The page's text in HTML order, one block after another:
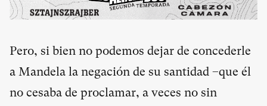
Pero, si bien no podemos dejar de concederle
a Mandela la negación de su santidad –que él
no cesaba de proclamar, a veces no sin